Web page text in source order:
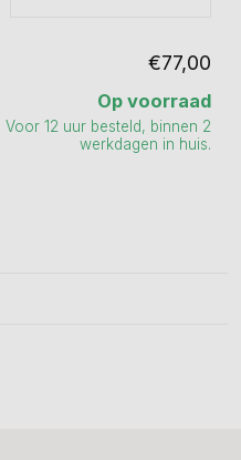
€77,00
Op voorraad
Voor 12 uur besteld, binnen 2
werkdagen in huis.